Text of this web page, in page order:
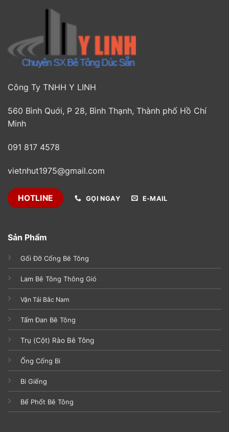
Công Ty TNHH Y LINH
560 Bình Quới, P 28, Bình Thạnh, Thành phố Hồ Chí
Minh
091 817 4578
vietnhut1975@gmail.com
HOTLINE GỌI NGAY E-MAIL
Sản Phẩm
Gối Đỡ Cống Bê Tông
Lam Bê Tông Thông Gió
Vận Tải Bắc Nam
Tấm Đan Bê Tông
Trụ (Cột) Rào Bê Tông
Ống Cống Bi
Bi Giếng
Bể Phốt Bê Tông